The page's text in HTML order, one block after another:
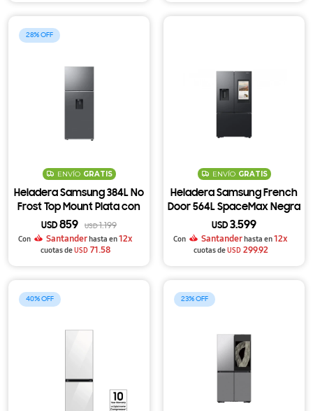
28
ENVÍO GRATIS
Heladera Samsung 384L No
Frost Top Mount Plata con
SmartThings y AI Energy
RT38DG6730S9
USD 859 USD1.199
Con
Santanderhasta en12x
cuotas deUSD 71.58
ENVÍO GRATIS
Heladera Samsung French
Door 564L SpaceMax Negra
con Dispensador de Agua y
Hielo RF27CG5910B1
USD 3.599
Con Santanderhasta en12x
cuotas deUSD 299.92
40 23